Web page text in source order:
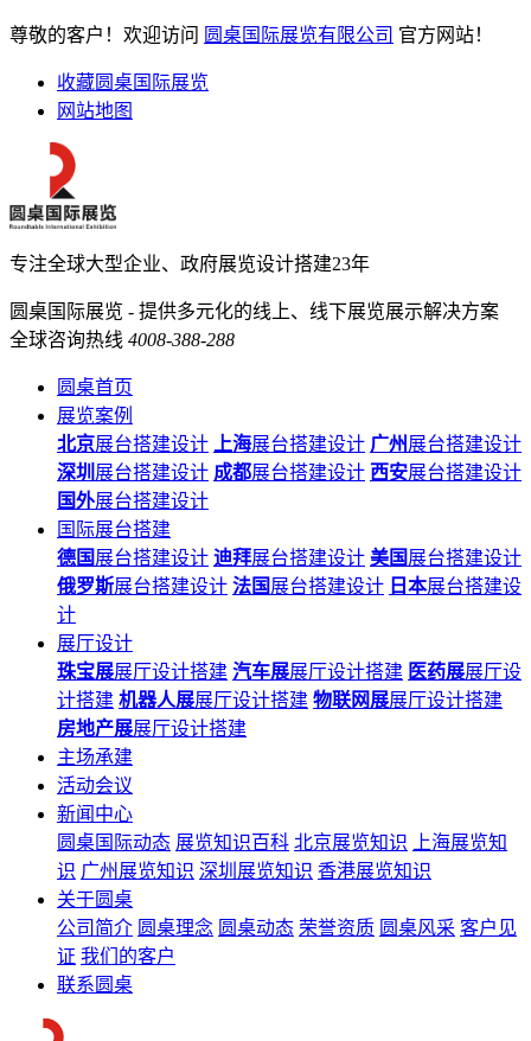
尊敬的客户！欢迎访问 圆桌国际展览有限公司 官方网站！
收藏圆桌国际展览
网站地图
专注全球大型企业、政府展览设计搭建23年
圆桌国际展览 - 提供多元化的线上、线下展览展示解决方案
全球咨询热线 4008-388-288
圆桌首页
展览案例
北京展台搭建设计 上海展台搭建设计 广州展台搭建设计
深圳 展台搭建设计 成都展台搭建设计 西安展台搭建设计
国外展台搭建设计
国际展台搭建
德国 展台搭建设计 迪拜展台搭建设计 美国 展台搭建设计
俄罗斯展台搭建设计 法国 展台搭建设计 日本展台搭建设
计
展厅设计
珠宝展展厅设计搭建 汽车展展厅设计搭建 医药展展厅设
计搭建 机器人展展厅设计搭建 物联网展展厅设计搭建
房地产展展厅设计搭建
主场承建
活动会议
新闻中心
圆桌国际动态 展览知识百科 北京展览知识
上海展览知
识 广州展览知识 深圳展览知识 香港展览知识
关于圆桌
公司简介 圆桌理念 圆桌动态 荣誉资质 圆桌风采 客户见
证 我们的客户
联系圆桌